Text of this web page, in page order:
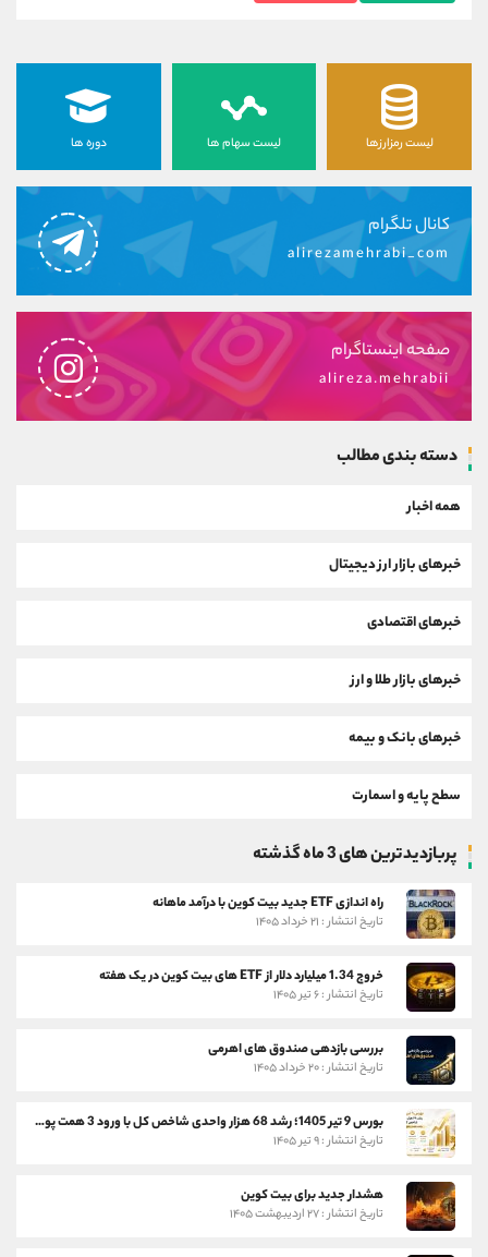
لیست رمزارزها لیست سهام ها دوره ها
کانال تلگرام
alirezamehrabi_com
صفحه اینستاگرام
alireza.mehrabii
دسته بندی مطالب
همه اخبار
خبرهای بازار ارز دیجیتال
خبرهای اقتصادی
خبرهای بازار طلا و ارز
خبرهای بانک و بیمه
سطح پایه و اسمارت
پربازدیدترین های 3 ماه گذشته
راه اندازی ETF جدید بیت کوین با درآمد ماهانه
تاریخ انتشار : ۲۱ خرداد ۱۴۰۵
خروج 1.34 میلیارد دلار از ETF های بیت کوین در یک هفته
تاریخ انتشار : ۶ تیر ۱۴۰۵
بررسی بازدهی صندوق های اهرمی
تاریخ انتشار : ۲۰ خرداد ۱۴۰۵
بورس 9 تیر 1405؛ رشد 68 هزار واحدی شاخص کل با ورود 3 همت پول حقیقی
تاریخ انتشار : ۹ تیر ۱۴۰۵
هشدار جدید برای بیت کوین
تاریخ انتشار : ۲۷ اردیبهشت ۱۴۰۵